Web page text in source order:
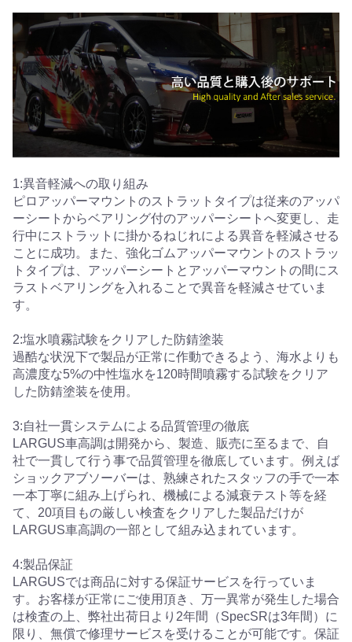
1:異音軽減への取り組み
ピロアッパーマウントのストラットタイプは従来のアッパ
ーシートからベアリング付のアッパーシートへ変更し、走
行中にストラットに掛かるねじれによる異音を軽減させる
ことに成功。また、強化ゴムアッパーマウントのストラッ
トタイプは、アッパーシートとアッパーマウントの間にス
ラストベアリングを入れることで異音を軽減させていま
す。
2:塩水噴霧試験をクリアした防錆塗装
過酷な状況下で製品が正常に作動できるよう、海水よりも
高濃度な5%の中性塩水を120時間噴霧する試験をクリア
した防錆塗装を使用。
3:自社一貫システムによる品質管理の徹底
LARGUS車高調は開発から、製造、販売に至るまで、自
社で一貫して行う事で品質管理を徹底しています。例えば
ショックアブソーバーは、熟練されたスタッフの手で一本
一本丁寧に組み上げられ、機械による減衰テスト等を経
て、20項目もの厳しい検査をクリアした製品だけが
LARGUS車高調の一部として組み込まれています。
4:製品保証
LARGUSでは商品に対する保証サービスを行っていま
す。お客様が正常にご使用頂き、万一異常が発生した場合
は検査の上、弊社出荷日より2年間（SpecSRは3年間）に
限り、無償で修理サービスを受けることが可能です。保証